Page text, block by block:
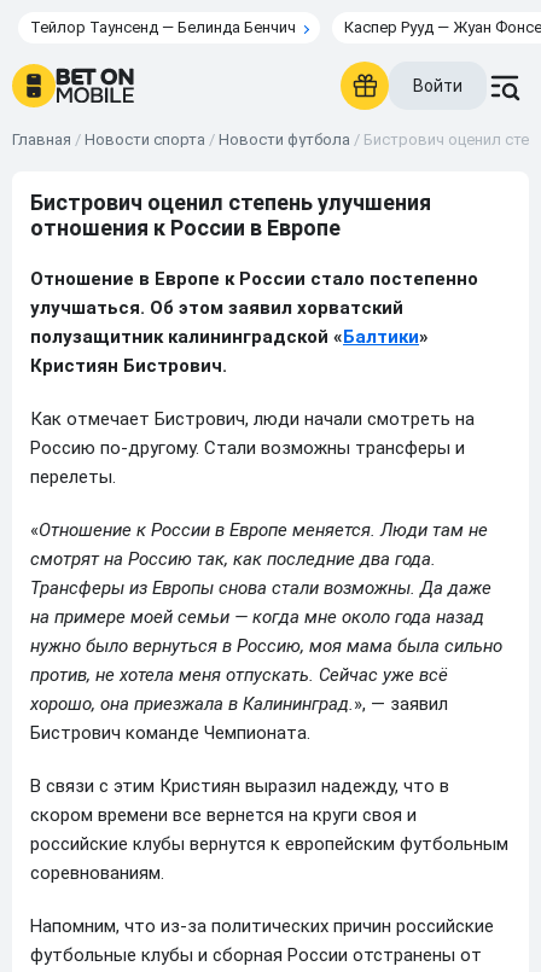
Тейлор Таунсенд — Белинда Бенчич Каспер Рууд — Жуан
Войти
Главная / Новости спорта / Новости футбола / Бистрович оценил
Бистрович оценил степень улучшения
отношения к России в Европе
Отношение в Европе к России стало постепенно
улучшаться. Об этом заявил хорватский
полузащитник калининградской «Балтики»
Кристиян Бистрович.
Как отмечает Бистрович, люди начали смотреть на
Россию по-другому. Стали возможны трансферы и
перелеты.
«Отношение к России в Европе меняется. Люди там не
смотрят на Россию так, как последние два года.
Трансферы из Европы снова стали возможны. Да даже
на примере моей семьи — когда мне около года назад
нужно было вернуться в Россию, моя мама была сильно
против, не хотела меня отпускать. Сейчас уже всё
хорошо, она приезжала в Калининград.», — заявил
Бистрович команде Чемпионата.
В связи с этим Кристиян выразил надежду, что в
скором времени все вернется на круги своя и
российские клубы вернутся к европейским футбольным
соревнованиям.
Напомним, что из-за политических причин российские
футбольные клубы и сборная России отстранены от